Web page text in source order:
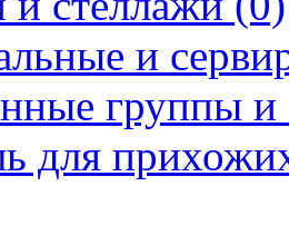
и
группы и
для